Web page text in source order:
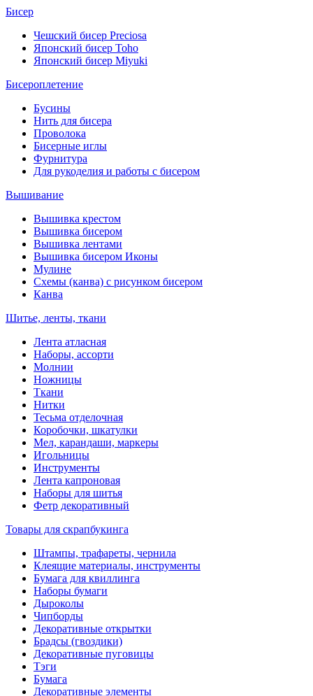
Бисер
Чешский бисер Preciosa
Японский бисер Toho
Японский бисер Miyuki
Бисероплетение
Бусины
Нить для бисера
Проволока
Бисерные иглы
Фурнитура
Для рукоделия и работы с бисером
Вышивание
Вышивка крестом
Вышивка бисером
Вышивка лентами
Вышивка бисером Иконы
Мулине
Схемы (канва) с рисунком бисером
Канва
Шитье, ленты, ткани
Лента атласная
Наборы, ассорти
Молнии
Ножницы
Ткани
Нитки
Тесьма отделочная
Коробочки, шкатулки
Мел, карандаши, маркеры
Игольницы
Инструменты
Лента капроновая
Наборы для шитья
Фетр декоративный
Товары для скрапбукинга
Штампы, трафареты, чернила
Клеящие материалы, инструменты
Бумага для квиллинга
Наборы бумаги
Дыроколы
Чипборды
Декоративные открытки
Брадсы (гвоздики)
Декоративные пуговицы
Тэги
Бумага
Декоративные элементы